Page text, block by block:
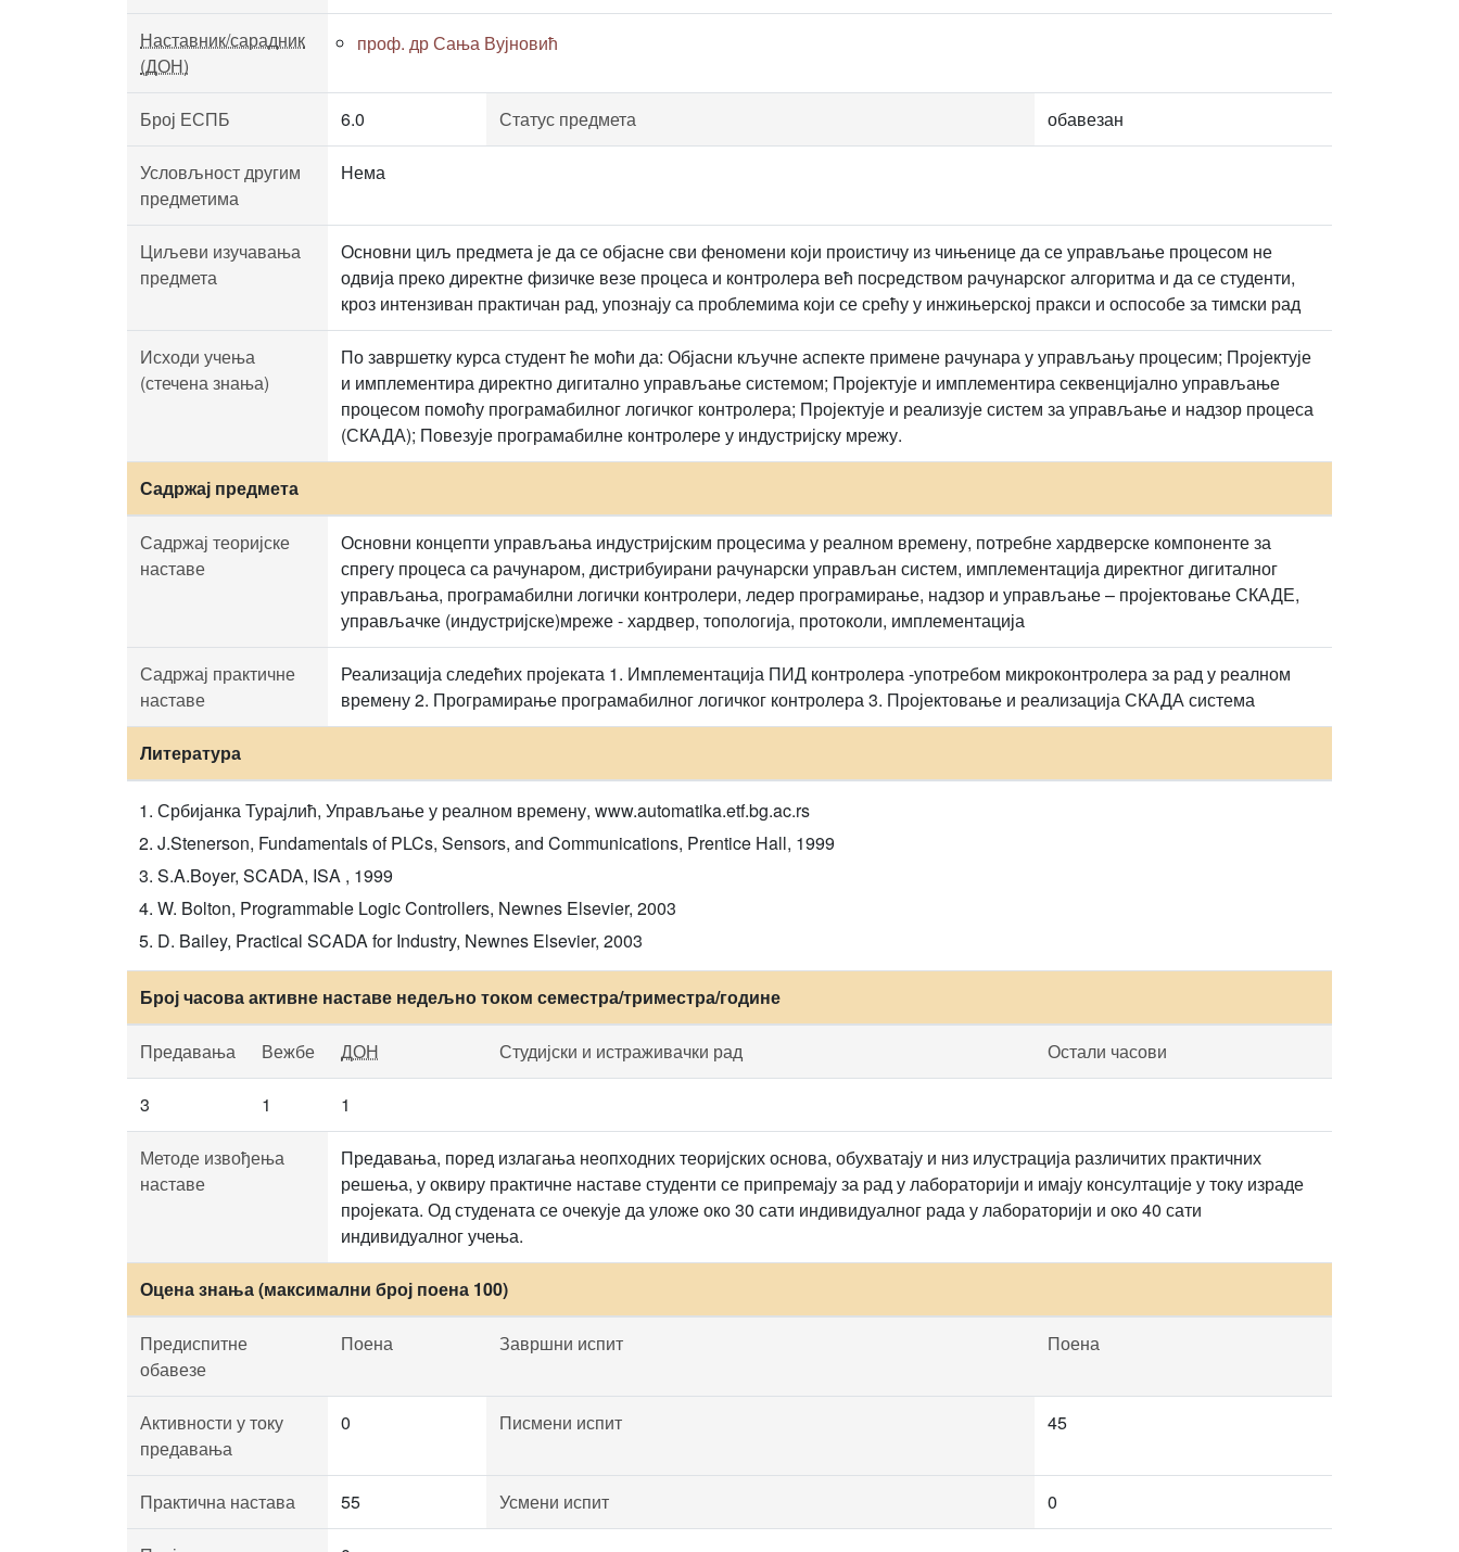
Наставник/сарадник
(ДОН)
проф. др Сања Вујновић
Број ЕСПБ 6.0 Статус предмета обавезан
Условљност другим
предметима
Нема
Циљеви изучавања
предмета
Основни циљ предмета је да се објасне сви феномени који проистичу из чињенице да се управљање процесом не
одвија преко директне физичке везе процеса и контролера већ посредством рачунарског алгоритма и да се студенти,
кроз интензиван практичан рад, упознају са проблемима који се срећу у инжињерској пракси и оспособе за тимски рад
Исходи учења
(стечена знања)
По завршетку курса студент ће моћи да: Објасни кључне аспекте примене рачунара у управљању процесим; Пројектује
и имплементира директно дигитално управљање системом; Пројектује и имплементира секвенцијално управљање
процесом помоћу програмабилног логичког контролера; Пројектује и реализује систем за управљање и надзор процеса
(СКАДА); Повезује програмабилне контролере у индустријску мрежу.
Садржај предмета
Садржај теоријске
наставе
Основни концепти управљања индустријским процесима у реалном времену, потребне хардверске компоненте за
спрегу процеса са рачунаром, дистрибуирани рачунарски управљан систем, имплементација директног дигиталног
управљања, програмабилни логички контролери, ледер програмирање, надзор и управљање – пројектовање СКАДЕ,
управљачке (индустријске)мреже - хардвер, топологија, протоколи, имплементација
Садржај практичне
наставе
Реализација следећих пројеката 1. Имплементација ПИД контролера -употребом микроконтролера за рад у реалном
времену 2. Програмирање програмабилног логичког контролера 3. Пројектовање и реализација СКАДА система
Литература
Србијанка Турајлић, Управљање у реалном времену, www.automatika.etf.bg.ac.rs
J.Stenerson, Fundamentals of PLCs, Sensors, and Communications, Prentice Hall, 1999
S.A.Boyer, SCADA, ISA , 1999
W. Bolton, Programmable Logic Controllers, Newnes Elsevier, 2003
D. Bailey, Practical SCADA for Industry, Newnes Elsevier, 2003
Број часова активне наставе недељно током семестра/триместра/године
Предавања Вежбе ДОН Студијски и истраживачки рад Остали часови
3 1 1
Методе извођења
наставе
Предавања, поред излагања неопходних теоријских основа, обухватају и низ илустрација различитих практичних
решења, у оквиру практичне наставе студенти се припремају за рад у лабораторији и имају консултације у току израде
пројеката. Од студената се очекује да уложе око 30 сати индивидуалног рада у лабораторији и око 40 сати
индивидуалног учења.
Оцена знања (максимални број поена 100)
Предиспитне
обавезе
Поена Завршни испит Поена
Активности у току
предавања
0 Писмени испит 45
Практична настава 55 Усмени испит 0